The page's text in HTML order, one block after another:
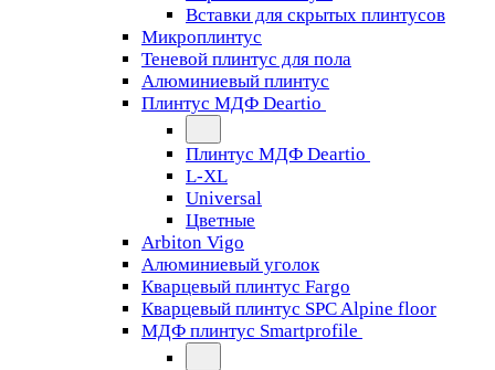
Вставки для скрытых плинтусов
Микроплинтус
Теневой плинтус для пола
Алюминиевый плинтус
Плинтус МДФ Deartio
Плинтус МДФ Deartio
L-XL
Universal
Цветные
Arbiton Vigo
Алюминиевый уголок
Кварцевый плинтус Fargo
Кварцевый плинтус SPC Alpine floor
МДФ плинтус Smartprofile